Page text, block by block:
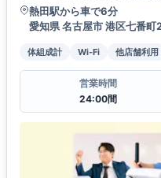
熱田駅から車で6分
愛知県 名古屋市 港区七番町
体組成計 Wi-Fi 他店舗利用
営業時間
24:00間